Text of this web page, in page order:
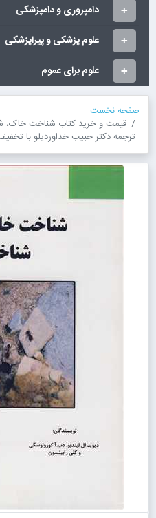
دامپروری و دامپزشکی
علوم پزشکی و پیراپزشکی
علوم برای عموم
صفحه نخست
قیمت و خرید کتاب شناخت خاک،
ترجمه دکتر حبیب خداوردیلو با